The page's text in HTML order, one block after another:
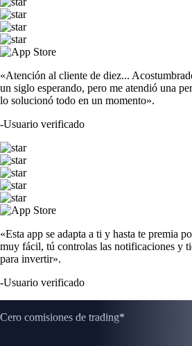
«Atención al cliente de diez...
un siglo esperando, pero me atendió una
lo solucionó todo en un momento».
-Usuario verificado
«Esta app se adapta a ti y hasta te premia
muy fácil, tú controlas las notificaciones y
para invertir».
-Usuario verificado
Cero comisiones de trading*